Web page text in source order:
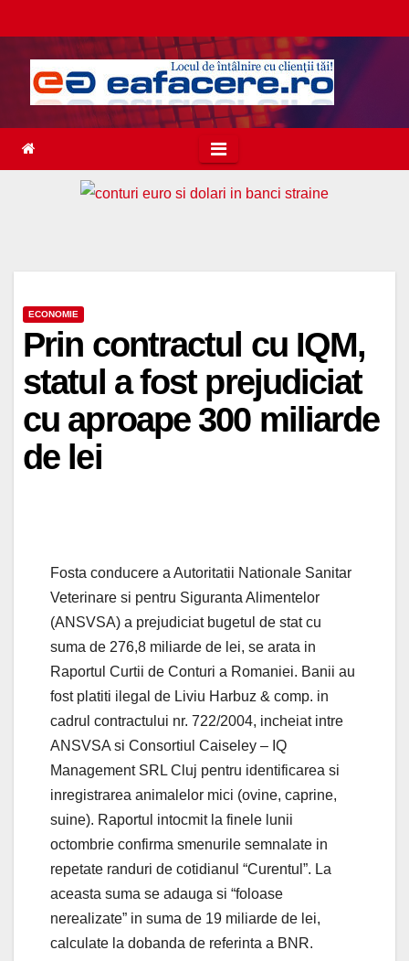
to
ECONOMIE
Prin contractul cu IQM,
statul a fost prejudiciat
cu aproape 300 miliarde
de lei
Fosta conducere a Autoritatii Nationale Sanitar
Veterinare si pentru Siguranta Alimentelor
(ANSVSA) a prejudiciat bugetul de stat cu
suma de 276,8 miliarde de lei, se arata in
Raportul Curtii de Conturi a Romaniei. Banii au
fost platiti ilegal de Liviu Harbuz & comp. in
cadrul contractului nr. 722/2004, incheiat intre
ANSVSA si Consortiul Caiseley – IQ
Management SRL Cluj pentru identificarea si
inregistrarea animalelor mici (ovine, caprine,
suine). Raportul intocmit la finele lunii
octombrie confirma smenurile semnalate in
repetate randuri de cotidianul “Curentul”. La
aceasta suma se adauga si “foloase
nerealizate” in suma de 19 miliarde de lei,
calculate la dobanda de referinta a BNR.